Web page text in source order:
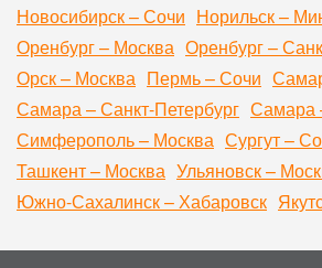
Новосибирск – Сочи Норильск –
Оренбург – Москва Оренбург –
Орск – Москва Пермь – Сочи
Самара – Санкт-Петербург Самара
Симферополь – Москва Сургут –
Ташкент – Москва Ульяновск –
Южно-Сахалинск – Хабаровск